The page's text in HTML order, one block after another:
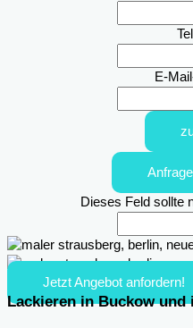
E-
Dieses Feld sollte
Jetzt Angebot anfordern!
Lackieren in Buckow und